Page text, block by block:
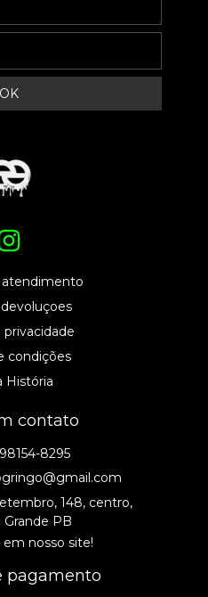
atendimento
privacidade
condições
História
contato
8295
148, centro,
Grande PB
em nosso site!
pagamento